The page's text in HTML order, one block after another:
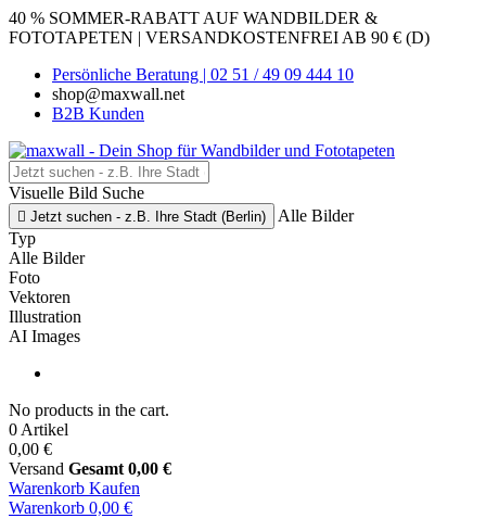
40 % SOMMER-RABATT AUF WANDBILDER &
FOTOTAPETEN | VERSANDKOSTENFREI AB 90 € (D)
Persönliche Beratung | 02 51 / 49 09 444 10
shop@maxwall.net
B2B Kunden
Visuelle Bild Suche
 Jetzt suchen - z.B. Ihre Stadt (Berlin)
Alle Bilder
Typ
Alle Bilder
Foto
Vektoren
Illustration
AI Images
No products in the cart.
0 Artikel
0,00 €
Versand Gesamt 0,00 €
Warenkorb Kaufen
Warenkorb 0,00 €